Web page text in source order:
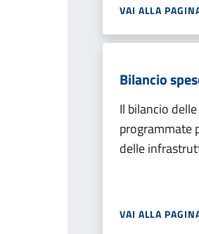
VAI ALLA
Bilancio
Il bilancio
programmate
delle
VAI ALLA